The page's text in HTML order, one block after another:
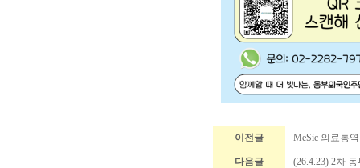
이전글 MeSic 의료통
다음글 (26.4.23) 2차